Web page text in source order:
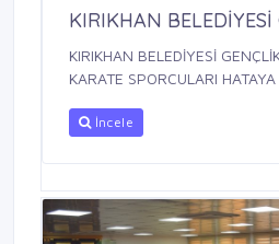
KIRIKHAN BELEDİYESİ
KIRIKHAN BELEDİYESİ
KARATE SPORCULARI
İncele